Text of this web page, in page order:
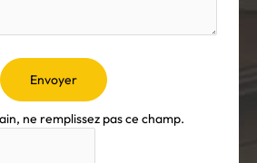
Envoyer
ne remplissez pas ce champ.